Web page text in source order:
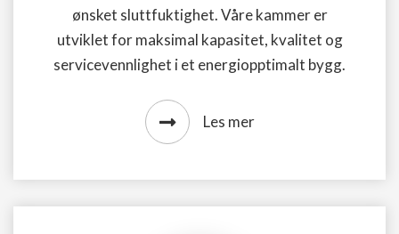
ønsket sluttfuktighet. Våre kammer er
utviklet for maksimal kapasitet, kvalitet og
servicevennlighet i et energiopptimalt bygg.
Les mer